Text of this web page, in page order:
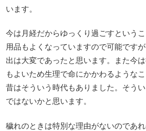
います。
今は月経だからゆっくり過ごすという
用品もよくなっていますので可能です
出は大変であったと思います。また今
もよいため生理で命にかかわるようなこ
昔はそういう時代もありました。そう
ではないかと思います。
穢れのときは特別な理由がないのであ